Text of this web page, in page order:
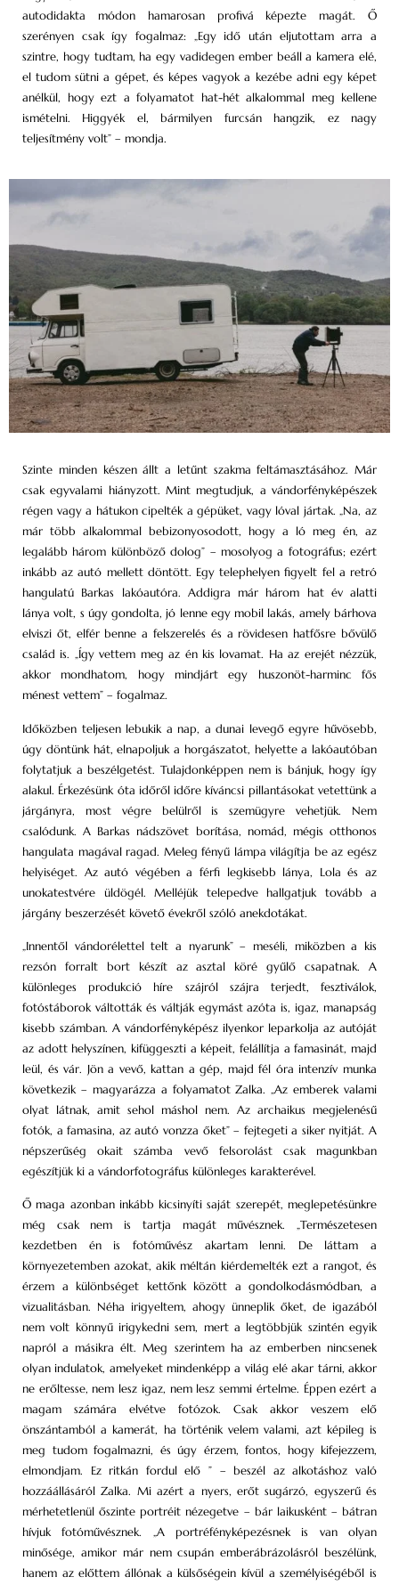
autodidakta módon hamarosan profivá képezte magát. Ő
szerényen csak így fogalmaz: „Egy idő után eljutottam arra a
szintre, hogy tudtam, ha egy vadidegen ember beáll a kamera elé,
el tudom sütni a gépet, és képes vagyok a kezébe adni egy képet
anélkül, hogy ezt a folyamatot hat-hét alkalommal meg kellene
ismételni. Higgyék el, bármilyen furcsán hangzik, ez nagy
teljesítmény volt” – mondja.
Szinte minden készen állt a letűnt szakma feltámasztásához. Már
csak egyvalami hiányzott. Mint megtudjuk, a vándorfényképészek
régen vagy a hátukon cipelték a gépüket, vagy lóval jártak. „Na, az
már több alkalommal bebizonyosodott, hogy a ló meg én, az
legalább három különböző dolog” – mosolyog a fotográfus; ezért
inkább az autó mellett döntött. Egy telephelyen figyelt fel a retró
hangulatú Barkas lakóautóra. Addigra már három hat év alatti
lánya volt, s úgy gondolta, jó lenne egy mobil lakás, amely bárhova
elviszi őt, elfér benne a felszerelés és a rövidesen hatfősre bővülő
család is. „Így vettem meg az én kis lovamat. Ha az erejét nézzük,
akkor mondhatom, hogy mindjárt egy huszonöt-harminc fős
ménest vettem” – fogalmaz.
Időközben teljesen lebukik a nap, a dunai levegő egyre hűvösebb,
úgy döntünk hát, elnapoljuk a horgászatot, helyette a lakóautóban
folytatjuk a beszélgetést. Tulajdonképpen nem is bánjuk, hogy így
alakul. Érkezésünk óta időről időre kíváncsi pillantásokat vetettünk a
járgányra, most végre belülről is szemügyre vehetjük. Nem
csalódunk. A Barkas nádszövet borítása, nomád, mégis otthonos
hangulata magával ragad. Meleg fényű lámpa világítja be az egész
helyiséget. Az autó végében a férfi legkisebb lánya, Lola és az
unokatestvére üldögél. Melléjük telepedve hallgatjuk tovább a
járgány beszerzését követő évekről szóló anekdotákat.
„Innentől vándorélettel telt a nyarunk” – meséli, miközben a kis
rezsón forralt bort készít az asztal köré gyűlő csapatnak. A
különleges produkció híre szájról szájra terjedt, fesztiválok,
fotóstáborok váltották és váltják egymást azóta is, igaz, manapság
kisebb számban. A vándorfényképész ilyenkor leparkolja az autóját
az adott helyszínen, kifüggeszti a képeit, felállítja a famasinát, majd
leül, és vár. Jön a vevő, kattan a gép, majd fél óra intenzív munka
következik – magyarázza a folyamatot Zalka. „Az emberek valami
olyat látnak, amit sehol máshol nem. Az archaikus megjelenésű
fotók, a famasina, az autó vonzza őket” – fejtegeti a siker nyitját. A
népszerűség okait számba vevő felsorolást csak magunkban
egészítjük ki a vándorfotográfus különleges karakterével.
Ő maga azonban inkább kicsinyíti saját szerepét, meglepetésünkre
még csak nem is tartja magát művésznek. „Természetesen
kezdetben én is fotóművész akartam lenni. De láttam a
környezetemben azokat, akik méltán kiérdemelték ezt a rangot, és
érzem a különbséget kettőnk között a gondolkodásmódban, a
vizualitásban. Néha irigyeltem, ahogy ünneplik őket, de igazából
nem volt könnyű irigykedni sem, mert a legtöbbjük szintén egyik
napról a másikra élt. Meg szerintem ha az emberben nincsenek
olyan indulatok, amelyeket mindenképp a világ elé akar tárni, akkor
ne erőltesse, nem lesz igaz, nem lesz semmi értelme. Éppen ezért a
magam számára elvétve fotózok. Csak akkor veszem elő
önszántamból a kamerát, ha történik velem valami, azt képileg is
meg tudom fogalmazni, és úgy érzem, fontos, hogy kifejezzem,
elmondjam. Ez ritkán fordul elő ” – beszél az alkotáshoz való
hozzáállásáról Zalka. Mi azért a nyers, erőt sugárzó, egyszerű és
mérhetetlenül őszinte portréit nézegetve – bár laikusként – bátran
hívjuk fotóművésznek. „A portréfényképezésnek is van olyan
minősége, amikor már nem csupán emberábrázolásról beszélünk,
hanem az előttem állónak a külsőségein kívül a személyiségéből is